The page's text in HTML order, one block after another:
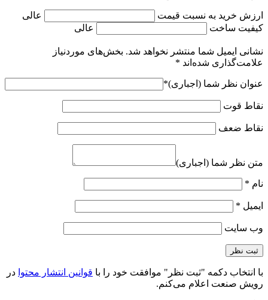
ارزش خرید به نسبت قیمت
عالی
کیفیت ساخت
عالی
نشانی ایمیل شما منتشر نخواهد شد. بخش‌های موردنیاز
علامت‌گذاری شده‌اند *
عنوان نظر شما (اجباری)*
نقاط قوت
نقاط ضعف
متن نظر شما (اجباری)
نام *
ایمیل *
وب‌ سایت
با انتخاب دکمه "ثبت نظر" موافقت خود را با قوانین انتشار محتوا در
رویش صنعت اعلام می‌کنم.